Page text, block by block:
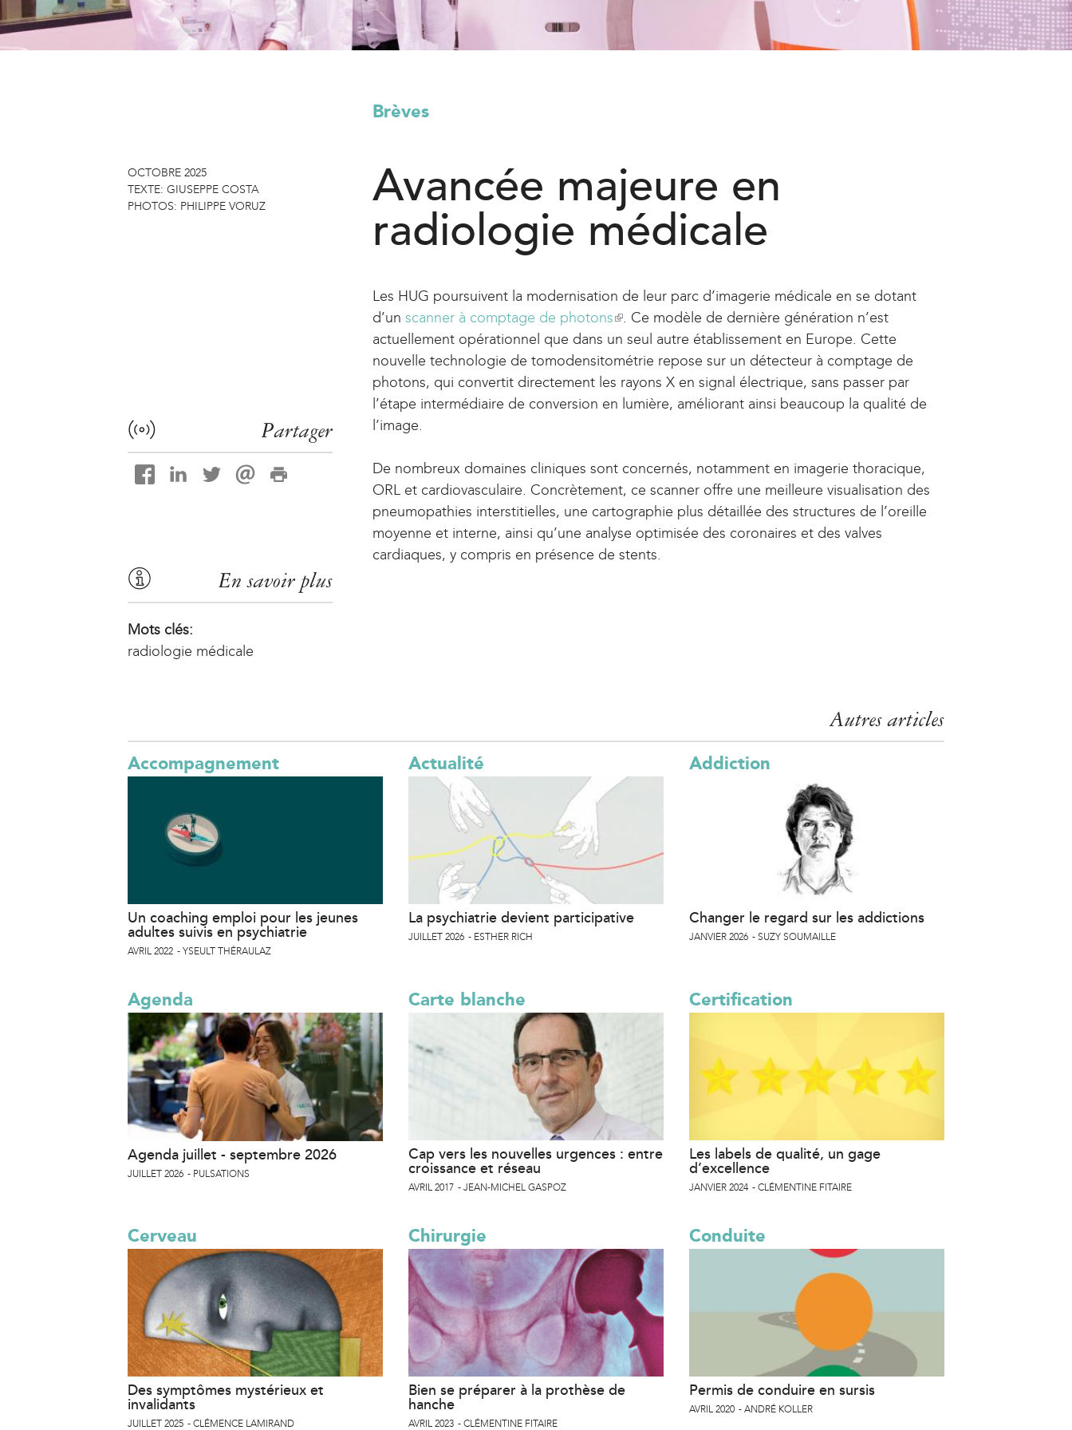
Brèves
OCTOBRE 2025
TEXTE: GIUSEPPE COSTA
PHOTOS: PHILIPPE VORUZ
Avancée majeure en
radiologie médicale
Les HUG poursuivent la modernisation de leur parc d’imagerie médicale en se dotant
d’unscanner à comptage de photons(
l
i
n
k
e
x
t
e
r
. Ce modèle de dernière génération n’est
actuellement opérationnel que dans un seul autre établissement en Europe. Cette
nouvelle technologie de tomodensitométrie repose sur un détecteur à comptage de
photons, qui convertit directement les rayons X en signal électrique, sans passer par
l’étape intermédiaire de conversion en lumière, améliorant ainsi beaucoup la qualité de
l’image.
De nombreux domaines cliniques sont concernés, notamment en imagerie thoracique,
ORL et cardiovasculaire. Concrètement, ce scanner offre une meilleure visualisation des
pneumopathies interstitielles, une cartographie plus détaillée des structures de l’oreille
moyenne et interne, ainsi qu’une analyse optimisée des coronaires et des valves
cardiaques, y compris en présence de stents.
Partager
En savoir plus
Mots clés:
radiologie médicale
Autres articles
Accompagnement
Un coaching emploi pour les jeunes
adultes suivis en psychiatrie
AVRIL 2022 YSEULT THÉRAULAZ
Actualité
La psychiatrie devient participative
JUILLET 2026 ESTHER RICH
Addiction
Changer le regard sur les addictions
JANVIER 2026 SUZY SOUMAILLE
Agenda
Agenda juillet - septembre 2026
JUILLET 2026 PULSATIONS
Carte blanche
Cap vers les nouvelles urgences : entre
croissance et réseau
AVRIL 2017 JEAN-MICHEL GASPOZ
Certification
Les labels de qualité, un gage
d’excellence
JANVIER 2024 CLÉMENTINE FITAIRE
Cerveau
Des symptômes mystérieux et
invalidants
JUILLET 2025 CLÉMENCE LAMIRAND
Chirurgie
Bien se préparer à la prothèse de
hanche
AVRIL 2023 CLÉMENTINE FITAIRE
Conduite
Permis de conduire en sursis
AVRIL 2020 ANDRÉ KOLLER